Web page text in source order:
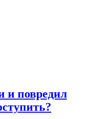
и повредил